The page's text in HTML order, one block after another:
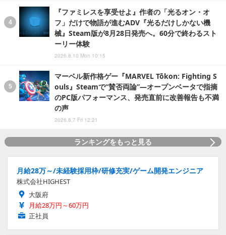
『ファミレスを享受せよ』作者の「光るオン・オ
フ」だけで物語が進むADV『光るだけしかない機
械』Steam版が8月28日発売へ。60分で終わるスト
ーリー体験
2026.8.10 Mon 10:15
マーベル新作格ゲー『MARVEL Tōkon: Fighting S
ouls』Steamで“賛否両論”―オープンベータで指摘
のPC版パフォーマンス、発売直前に改善報告も不満
の声
2026.8.7 Fri 12:21
ランキングをもっと見る
月給28万～/未経験採用枠/研修充実/ゲーム開発エンジニア
株式会社HIGHEST
大阪府
月給28万円～60万円
正社員